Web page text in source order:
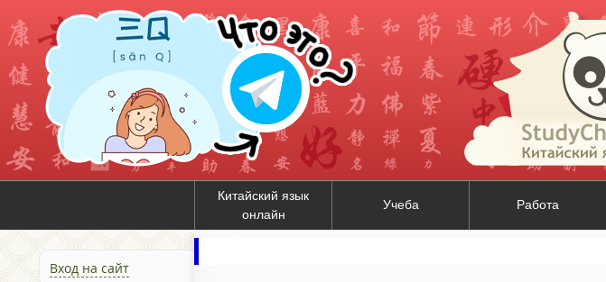
Китайский язык
онлайн
Учеба Работа
Вход на сайт